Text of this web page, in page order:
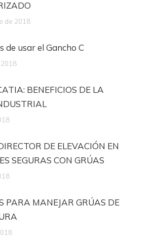
de 2018
de usar el Gancho C
BENEFICIOS DE LA
DE ELEVACIÓN EN
SEGURAS CON GRÚAS
PARA MANEJAR GRÚAS DE